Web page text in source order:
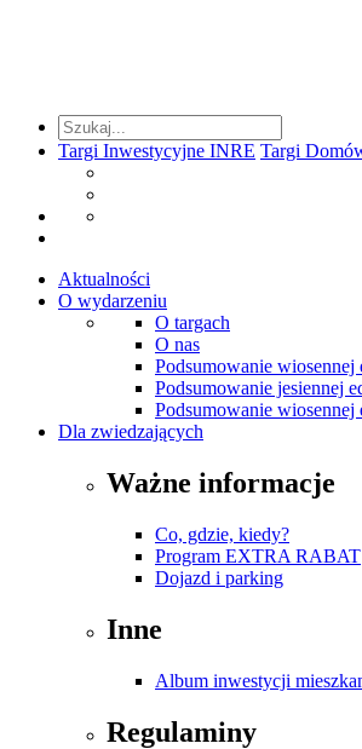
Targi Inwestycyjne INRE Targi
Aktualności
O wydarzeniu
O targach
O nas
Podsumowanie wiosennej
Podsumowanie jesiennej
Podsumowanie wiosennej
Dla zwiedzających
Ważne informacje
Co, gdzie, kiedy?
Program EXTRA RABAT
Dojazd i parking
Inne
Album inwestycji
Regulaminy